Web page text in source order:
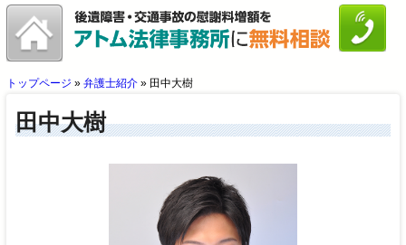
トップページ » 弁護士紹介» 田中大樹
田中大樹